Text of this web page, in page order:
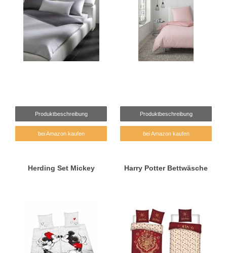
Produktbeschreibung
bei Amazon kaufen
Produktbeschreibung
bei Amazon kaufen
Herding Set Mickey Harry Potter Bettwäsche